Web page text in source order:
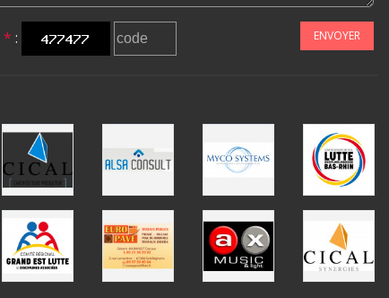
* : ENVOYER